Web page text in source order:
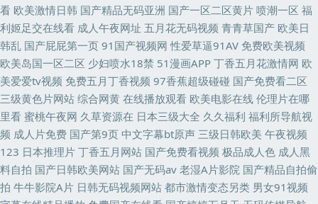
看 欧美激情日韩 国产精品无码亚洲 国产一区二区黄片 喷潮一区 福
利姬足交在线看 成人午夜网址 五月花无码视频 青青草国产 欧美日
韩乱 国产屁屁第一页 91国产视频网 性爱草逼91AV 免费欧美视频
欧美岛国一区二区 少妇喷水18禁 51漫画APP 丁香五月花激情网 欧
美爱爱tv视频 免费五月丁香视频 97香蕉超级碰碰 国产免费看二区
三级黄色片网站 综合网黄 在线播放观看 欧美电影在线 伦理片在哪
里看 蜜桃午夜网 久草资源在 日本三级大全 久久福利 福利所导航视
频 成人片免费 国产第9页 中文字幕bt原声 三级日韩欧美 午夜视频
123 日本推理片 丁香五月网站 国产免费看视频 极品成人色 成人黑
料自拍 国产日韩欧美网站 国产无码av 老湿A片影院 国产精品自拍偷
拍 牛牛影院A片 日韩无码视频网站 都市激情变态另类 男女91视频